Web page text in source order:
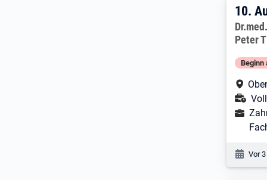
10.
10.
Peter
Beginn
Vor